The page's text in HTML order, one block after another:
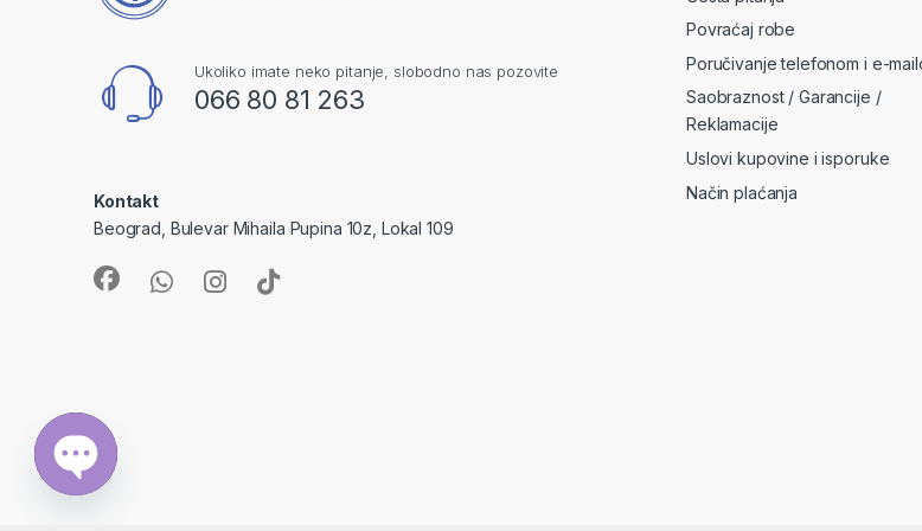
Ukoliko imate neko pitanje, slobodno nas pozovite
066 80 81 263
Kontakt
Beograd, Bulevar Mihaila Pupina 10z, Lokal 109
Povraćaj robe
Poručivanje telefonom i e-
Saobraznost / Garancije /
Reklamacije
Uslovi kupovine i isporuke
Način plaćanja